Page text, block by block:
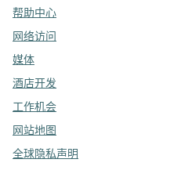
帮助中心
网络访问
媒体
酒店开发
工作机会
网站地图
全球隐私声明